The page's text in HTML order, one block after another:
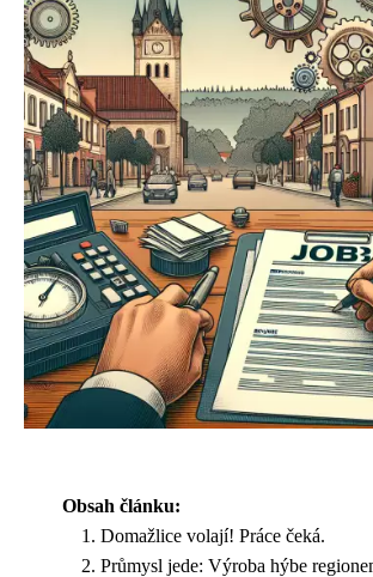
Obsah článku:
Domažlice volají! Práce čeká.
Průmysl jede: Výroba hýbe